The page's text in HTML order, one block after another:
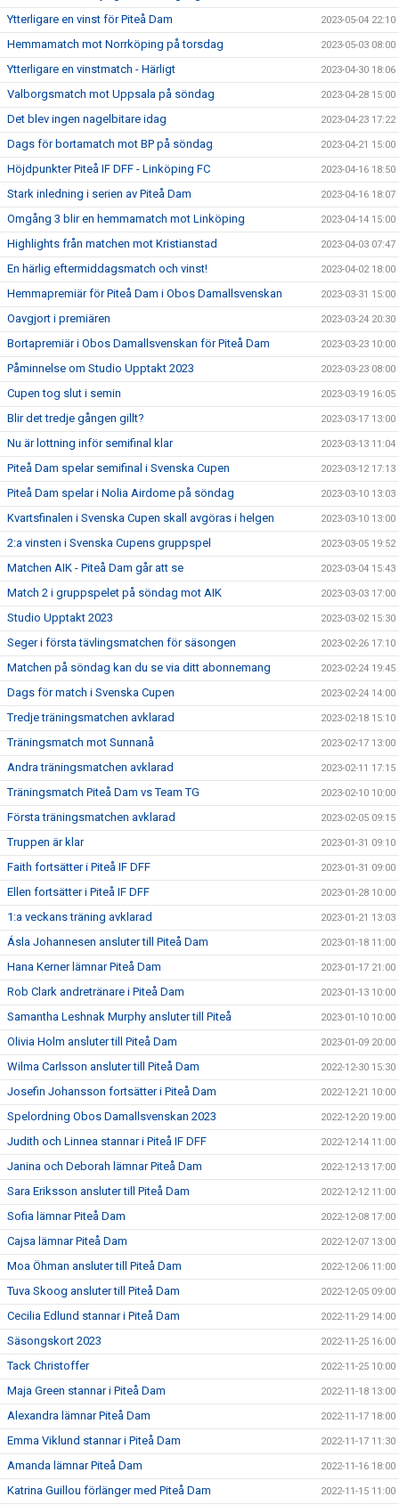
Ytterligare en vinst för Piteå Dam 2023-05-04 22:10
Hemmamatch mot Norrköping på torsdag 2023-05-03 08:00
Ytterligare en vinstmatch - Härligt 2023-04-30 18:06
Valborgsmatch mot Uppsala på söndag 2023-04-28 15:00
Det blev ingen nagelbitare idag 2023-04-23 17:22
Dags för bortamatch mot BP på söndag 2023-04-21 15:00
Höjdpunkter Piteå IF DFF - Linköping FC 2023-04-16 18:50
Stark inledning i serien av Piteå Dam 2023-04-16 18:07
Omgång 3 blir en hemmamatch mot Linköping 2023-04-14 15:00
Highlights från matchen mot Kristianstad 2023-04-03 07:47
En härlig eftermiddagsmatch och vinst! 2023-04-02 18:00
Hemmapremiär för Piteå Dam i Obos Damallsvenskan 2023-03-31 15:00
Oavgjort i premiären 2023-03-24 20:30
Bortapremiär i Obos Damallsvenskan för Piteå Dam 2023-03-23 10:00
Påminnelse om Studio Upptakt 2023 2023-03-23 08:00
Cupen tog slut i semin 2023-03-19 16:05
Blir det tredje gången gillt? 2023-03-17 13:00
Nu är lottning inför semifinal klar 2023-03-13 11:04
Piteå Dam spelar semifinal i Svenska Cupen 2023-03-12 17:13
Piteå Dam spelar i Nolia Airdome på söndag 2023-03-10 13:03
Kvartsfinalen i Svenska Cupen skall avgöras i helgen 2023-03-10 13:00
2:a vinsten i Svenska Cupens gruppspel 2023-03-05 19:52
Matchen AIK - Piteå Dam går att se 2023-03-04 15:43
Match 2 i gruppspelet på söndag mot AIK 2023-03-03 17:00
Studio Upptakt 2023 2023-03-02 15:30
Seger i första tävlingsmatchen för säsongen 2023-02-26 17:10
Matchen på söndag kan du se via ditt abonnemang 2023-02-24 19:45
Dags för match i Svenska Cupen 2023-02-24 14:00
Tredje träningsmatchen avklarad 2023-02-18 15:10
Träningsmatch mot Sunnanå 2023-02-17 13:00
Andra träningsmatchen avklarad 2023-02-11 17:15
Träningsmatch Piteå Dam vs Team TG 2023-02-10 10:00
Första träningsmatchen avklarad 2023-02-05 09:15
Truppen är klar 2023-01-31 09:10
Faith fortsätter i Piteå IF DFF 2023-01-31 09:00
Ellen fortsätter i Piteå IF DFF 2023-01-28 10:00
1:a veckans träning avklarad 2023-01-21 13:03
Ásla Johannesen ansluter till Piteå Dam 2023-01-18 11:00
Hana Kerner lämnar Piteå Dam 2023-01-17 21:00
Rob Clark andretränare i Piteå Dam 2023-01-13 10:00
Samantha Leshnak Murphy ansluter till Piteå 2023-01-10 10:00
Olivia Holm ansluter till Piteå Dam 2023-01-09 20:00
Wilma Carlsson ansluter till Piteå Dam 2022-12-30 15:30
Josefin Johansson fortsätter i Piteå Dam 2022-12-21 10:00
Spelordning Obos Damallsvenskan 2023 2022-12-20 19:00
Judith och Linnea stannar i Piteå IF DFF 2022-12-14 11:00
Janina och Deborah lämnar Piteå Dam 2022-12-13 17:00
Sara Eriksson ansluter till Piteå Dam 2022-12-12 11:00
Sofia lämnar Piteå Dam 2022-12-08 17:00
Cajsa lämnar Piteå Dam 2022-12-07 13:00
Moa Öhman ansluter till Piteå Dam 2022-12-06 11:00
Tuva Skoog ansluter till Piteå Dam 2022-12-05 09:00
Cecilia Edlund stannar i Piteå Dam 2022-11-29 14:00
Säsongskort 2023 2022-11-25 16:00
Tack Christoffer 2022-11-25 10:00
Maja Green stannar i Piteå Dam 2022-11-18 13:00
Alexandra lämnar Piteå Dam 2022-11-17 18:00
Emma Viklund stannar i Piteå Dam 2022-11-17 11:30
Amanda lämnar Piteå Dam 2022-11-16 18:00
Katrina Guillou förlänger med Piteå Dam 2022-11-15 11:00